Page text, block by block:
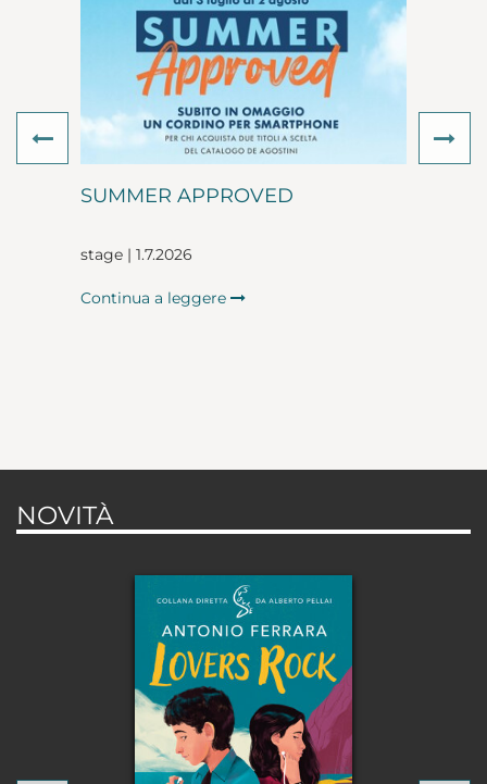
SUMMER APPROVED
stage | 1.7.2026
Continua a leggere
Previous
NOVITÀ